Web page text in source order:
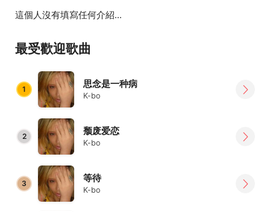
這個人沒有填寫任何介紹...
最受歡迎歌曲
1 思念是一种病
K-bo
2 颓废爱恋
K-bo
3 等待
K-bo